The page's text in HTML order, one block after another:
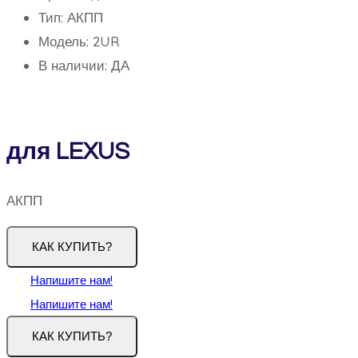
Тип: АКПП
Модель: 2UR
В наличии: ДА
для LEXUS
АКПП
КАК КУПИТЬ?
Напишите нам!
Напишите нам!
КАК КУПИТЬ?